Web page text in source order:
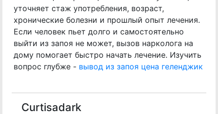
уточняет стаж употребления, возраст,
хронические болезни и прошлый опыт лечения.
Если человек пьет долго и самостоятельно
выйти из запоя не может, вызов нарколога на
дому помогает быстро начать лечение. Изучить
вопрос глубже - вывод из запоя цена геленджик
Curtisadark